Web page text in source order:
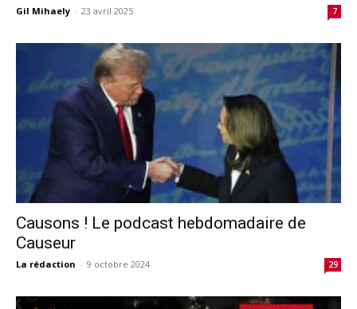
Gil Mihaely - 23 avril 2025 7
Causons ! Le podcast hebdomadaire de
Causeur
La rédaction - 9 octobre 2024 29